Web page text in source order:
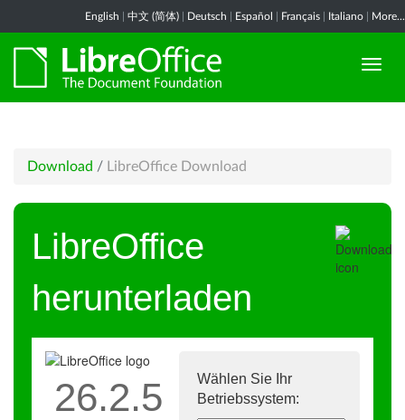
English 中文 (简体) Deutsch Español Français Italiano More...
Download / LibreOffice Download
LibreOffice
herunterladen
Wählen Sie Ihr
Betriebssystem:
26.2.5